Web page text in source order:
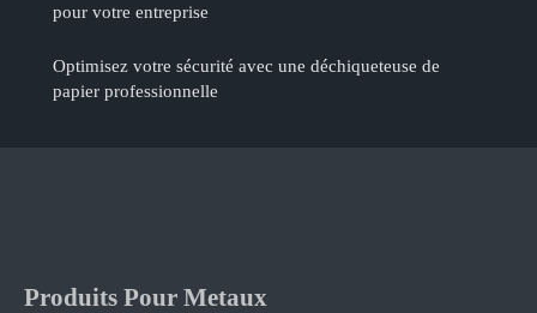
pour votre entreprise
Optimisez votre sécurité avec une déchiqueteuse de
papier professionnelle
Produits Pour Metaux